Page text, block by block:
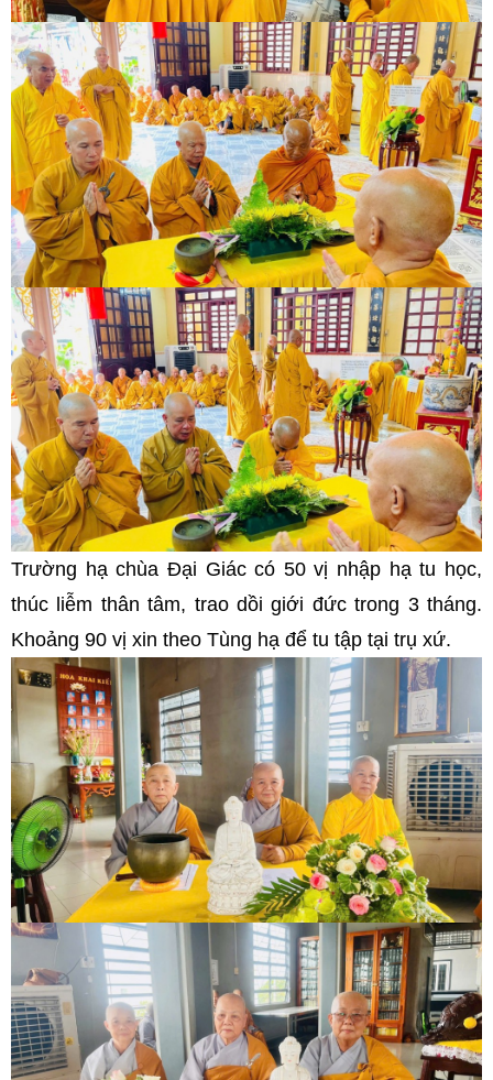
Trường hạ chùa Đại Giác có 50 vị nhập hạ tu học,
thúc liễm thân tâm, trao dồi giới đức trong 3 tháng.
Khoảng 90 vị xin theo Tùng hạ để tu tập tại trụ xứ.